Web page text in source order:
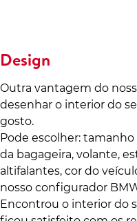
Design
Outra vantagem do
desenhar o interior do
gosto.
Pode escolher:
da bagageira, volante,
altifalantes, cor do
nosso configurador
Encontrou o interior do